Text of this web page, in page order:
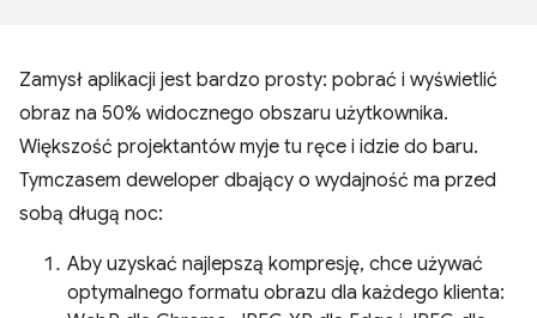
Zamysł aplikacji jest bardzo prosty: pobrać i wyświetlić
obraz na 50% widocznego obszaru użytkownika.
Większość projektantów myje tu ręce i idzie do baru.
Tymczasem deweloper dbający o wydajność ma przed
sobą długą noc:
Aby uzyskać najlepszą kompresję, chce używać
optymalnego formatu obrazu dla każdego klienta: